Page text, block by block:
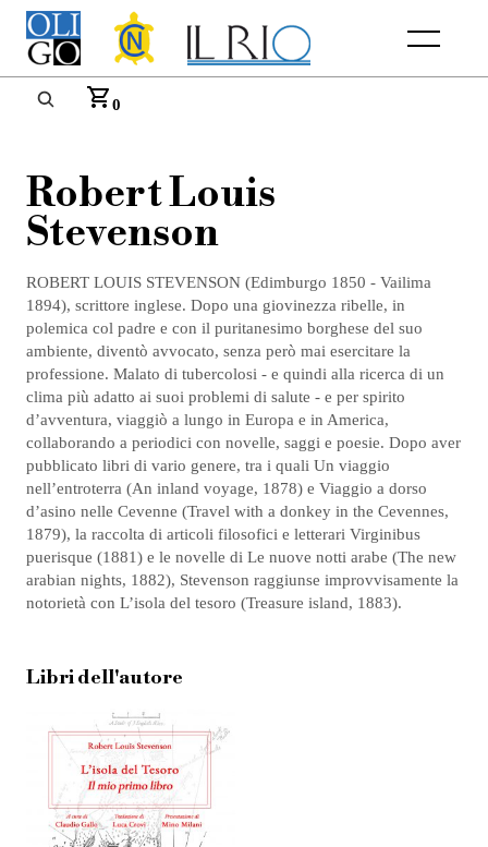
Menu
0
Robert Louis
Stevenson
ROBERT LOUIS STEVENSON (Edimburgo 1850 - Vailima
1894), scrittore inglese. Dopo una giovinezza ribelle, in
polemica col padre e con il puritanesimo borghese del suo
ambiente, diventò avvocato, senza però mai esercitare la
professione. Malato di tubercolosi - e quindi alla ricerca di un
clima più adatto ai suoi problemi di salute - e per spirito
d’avventura, viaggiò a lungo in Europa e in America,
collaborando a periodici con novelle, saggi e poesie. Dopo aver
pubblicato libri di vario genere, tra i quali Un viaggio
nell’entroterra (An inland voyage, 1878) e Viaggio a dorso
d’asino nelle Cevenne (Travel with a donkey in the Cevennes,
1879), la raccolta di articoli filosofici e letterari Virginibus
puerisque (1881) e le novelle di Le nuove notti arabe (The new
arabian nights, 1882), Stevenson raggiunse improvvisamente la
notorietà con L’isola del tesoro (Treasure island, 1883).
Libri dell'autore